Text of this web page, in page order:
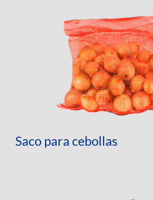
Saco para cebollas